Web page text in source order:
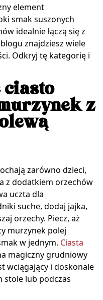
element
smak suszonych
idealnie łączą się z
znajdziesz wiele
Odkryj tę kategorię i
ciasto
z
zarówno dzieci,
z dodatkiem orzechów
uczta dla
suche, dodaj jajka,
orzechy. Piecz, aż
murzynek polej
w jednym. Ciasta
magiczny grudniowy
wciągający i doskonale
stole lub podczas